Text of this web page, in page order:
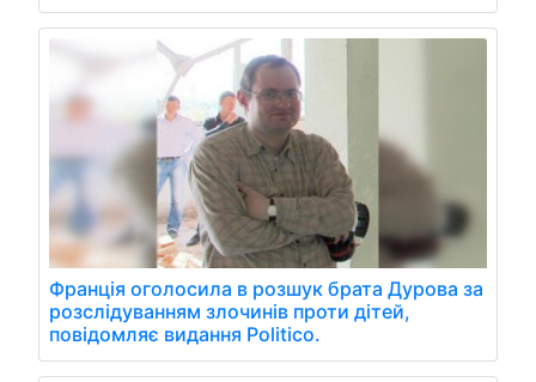
Франція оголосила в розшук брата Дурова за
розслідуванням злочинів проти дітей,
повідомляє видання Politico.